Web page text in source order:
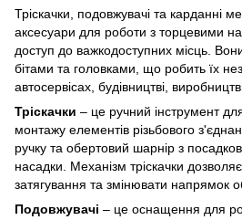
Тріскачки, подовжувачі та карданні
аксесуари для роботи з торцевими
доступ до важкодоступних місць.
бітами та головками, що робить їх
автосервісах, будівництві,
Тріскачки – це ручний інструмент
монтажу елементів різьбового
ручку та обертовий шарнір з
насадки. Механізм тріскачки
затягування та змінювати напрямок
Подовжувачі – це оснащення для